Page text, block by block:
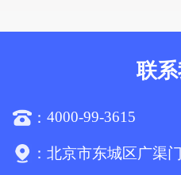
联
：4000-99-3615
：北京市东城区广渠